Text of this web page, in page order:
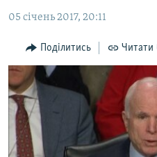
основної
Перейти
до
пошуку
БЛОГИ
ПОГЛЯД
ІНТЕРВ'Ю
ВСЕ ЗА ДЕНЬ
СПЕЦПРОЕКТИ
ДЕПОРТАЦІЯ
ЯК ОБІЙТИ БЛОКУВАННЯ
05 січень 2017, 20:11
Поділитись Читати